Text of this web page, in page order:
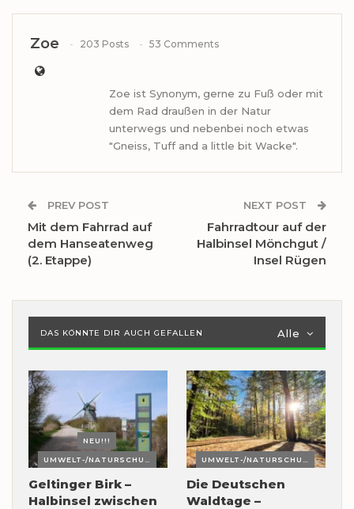
Zoe 203 Posts 53 Comments
Zoe ist Synonym, gerne zu Fuß oder mit
dem Rad draußen in der Natur
unterwegs und nebenbei noch etwas
"Gneiss, Tuff and a little bit Wacke".
PREV POST
Mit dem Fahrrad auf
dem Hanseatenweg
(2. Etappe)
NEXT POST
Fahrradtour auf der
Halbinsel Mönchgut /
Insel Rügen
Alle
DAS KÖNNTE DIR AUCH GEFALLEN
NEU!!!
UMWELT-/NATURSCHUTZ
Geltinger Birk –
Halbinsel zwischen
UMWELT-/NATURSCHUTZ
Die Deutschen
Waldtage –